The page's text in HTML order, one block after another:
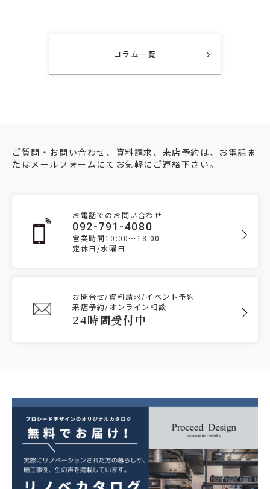
コラム一覧
ご質問・お問い合わせ、資料請求、来店予約は、お電話ま
たはメールフォームにてお気軽にご連絡下さい。
お電話でのお問い合わせ
092-791-4080
営業時間10:00～18:00
定休日/水曜日
お問合せ/資料請求/イベント予約
来店予約/オンライン相談
24時間受付中